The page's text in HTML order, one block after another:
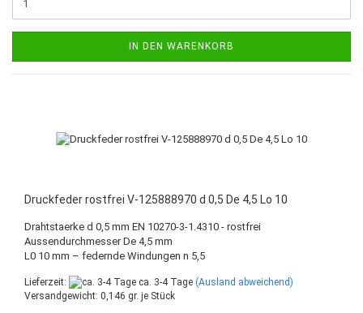
IN DEN WARENKORB
Druckfeder rostfrei V-125888970 d 0,5 De 4,5 Lo 10
Drahtstaerke d 0,5 mm EN 10270-3-1.4310 - rostfrei
Aussendurchmesser De 4,5 mm
L0 10 mm – federnde Windungen n 5,5
Lieferzeit: ca. 3-4 Tage (Ausland abweichend)
Versandgewicht: 0,146 gr. je Stück